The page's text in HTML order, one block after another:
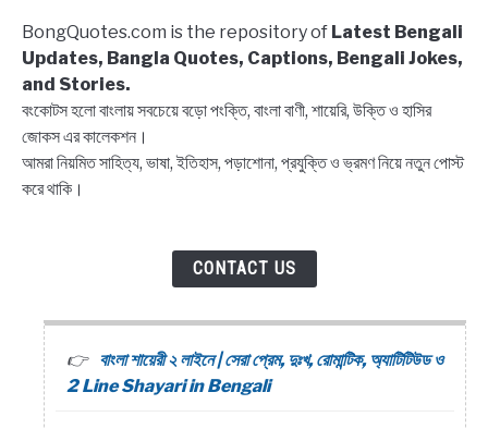
Quotes
BongQuotes.com is the repository of Latest Bengali
Updates, Bangla Quotes, Captions, Bengali Jokes,
and Stories.
বংকোটস হলো বাংলায় সবচেয়ে বড়ো পংক্তি, বাংলা বাণী, শায়েরি, উক্তি ও হাসির
জোকস এর কালেকশন।
আমরা নিয়মিত সাহিত্য, ভাষা, ইতিহাস, পড়াশোনা, প্রযুক্তি ও ভ্রমণ নিয়ে নতুন পোস্ট
করে থাকি।
CONTACT US
বাংলা শায়েরী ২ লাইনে | সেরা প্রেম, দুঃখ, রোমান্টিক, অ্যাটিটিউড ও
2 Line Shayari in Bengali